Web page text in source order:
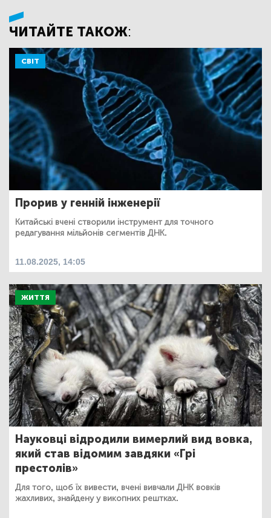
ЧИТАЙТЕ ТАКОЖ:
СВІТ
Прорив у генній інженерії
Китайські вчені створили інструмент для точного
редагування мільйонів сегментів ДНК.
11.08.2025, 14:05
ЖИТТЯ
Науковці відродили вимерлий вид вовка,
який став відомим завдяки «Грі
престолів»
Для того, щоб їх вивести, вчені вивчали ДНК вовків
жахливих, знайдену у викопних рештках.